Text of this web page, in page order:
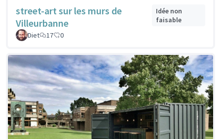
street-art sur les murs de
Villeurbanne
Idée non
faisable
Diet
17 0